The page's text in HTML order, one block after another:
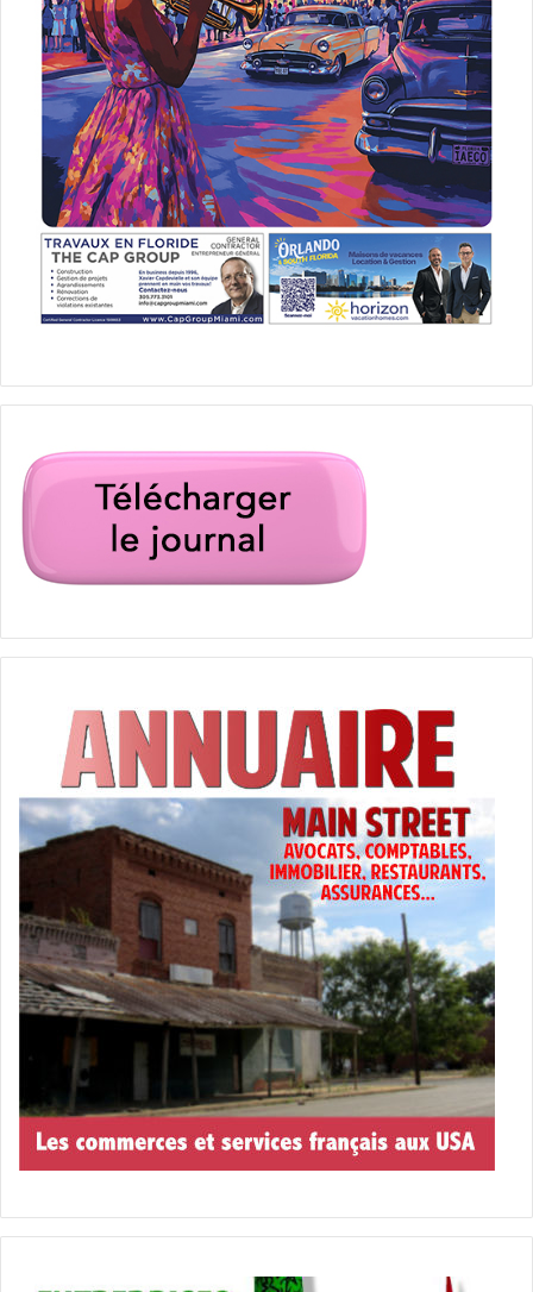
L’officier de marine lui indiqua que les navires français
avaient suivi de loin l’armada castillane. Celle-ci s’était
engagée dans la rivière des Dauphins et avait débarqué
tout son monde à une dizaine de lieux de Fort Caroline.
Des troupes importantes étaient donc descendues à terre,
d’outils de terrassement. De toute évidence, les Espagnols
destiné à servir de base d’opération dans le cadre d’une
attaque dirigée contre La Caroline. L’heure était grave ! Un
siège en règle s’annonçait dans les jours à venir. La
mâchoire crispée, Jean Ribault s’en retourna vers la
colonie huguenote afin de faire le point avec son état-
De son côté, Menéndez venait de s’installer dans le village
Timucua de Seloy qu’il rebaptisa San Agustín (Saint
Augustine). L’endroit était facile à défendre et à proximité
d’une source d’eau douce. À peine débarqué, l’adelantado
s’empressa de fortifier sa position afin de prévenir une
attaque éventuelle des Français. Il mit à l’ancre trois
navires dans la rivière et les autres dans la rade.
Menéndez se mettait sur la défensive dans l’attente de
troupes en provenance de Saint-Domingue et de Cuba.
Pour leur part, ses adversaires avaient reçu de toute
évidence des renforts de métropole. Maintenant, ils
étaient nombreux et bien armés. Comble de malchance,
leur flotte n’avait pas pu être détruite. Il était donc plus
prudent d’attendre patiemment et d’attaquer en force le
moment venu.
À suivre